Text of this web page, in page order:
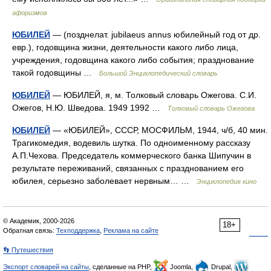
афоризмов
ЮБИЛЕЙ — (позднелат. jubilaeus annus юбилейный год от др.
евр.), годовщина жизни, деятельности какого либо лица,
учреждения, годовщина какого либо события; празднование
такой годовщины …
Большой Энциклопедический словарь
ЮБИЛЕЙ — ЮБИЛЕЙ, я, м. Толковый словарь Ожегова. С.И.
Ожегов, Н.Ю. Шведова. 1949 1992 …
Толковый словарь Ожегова
ЮБИЛЕЙ — «ЮБИЛЕЙ», СССР, МОСФИЛЬМ, 1944, ч/б, 40 мин.
Трагикомедия, водевиль шутка. По одноименному рассказу
А.П.Чехова. Председатель коммерческого банка Шипучин в
результате переживаний, связанных с празднованием его
юбилея, серьезно заболевает нервным… …
Энциклопедия кино
18+
© Академик, 2000-2026
Обратная связь: Техподдержка Реклама на сайте
👣 Путешествия
Экспорт словарей на сайты , сделанные на PHP, Joomla, Drupal,